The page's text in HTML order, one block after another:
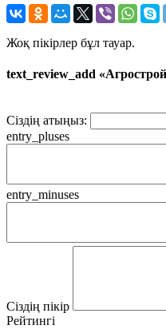
Жоқ пікірлер бұл тауар.
text_review_add
Сіздің атыңыз:
entry_pluses
entry_minuses
Сіздің пікір
Рейтингі